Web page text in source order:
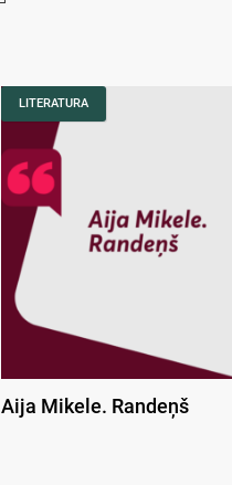
LITERATURA
Aija Mikele. Randeņš